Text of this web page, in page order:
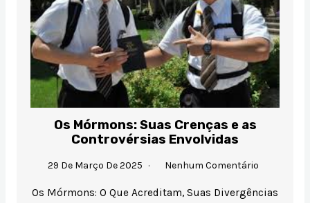
Os Mórmons: Suas Crenças e as
Controvérsias Envolvidas
29 De Março De 2025 Nenhum Comentário
Os Mórmons: O Que Acreditam, Suas Divergências